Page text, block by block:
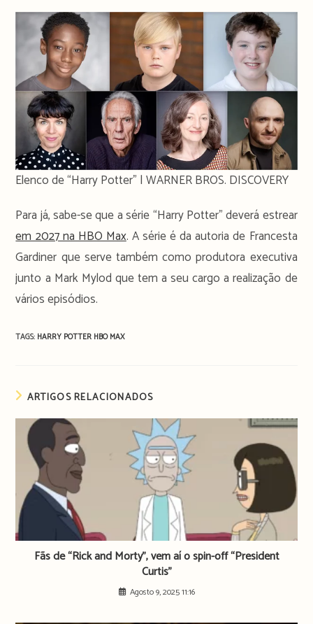
Elenco de “Harry Potter” | WARNER BROS. DISCOVERY
Para já, sabe-se que a série “Harry Potter” deverá estrear
em 2027 na HBO Max. A série é da autoria de Francesta
Gardiner que serve também como produtora executiva
junto a Mark Mylod que tem a seu cargo a realização de
vários episódios.
TAGS: HARRY POTTER HBO MAX
ARTIGOS RELACIONADOS
Fãs de “Rick and Morty”, vem aí o spin-off “President
Curtis”
Agosto 9, 2025 11:16